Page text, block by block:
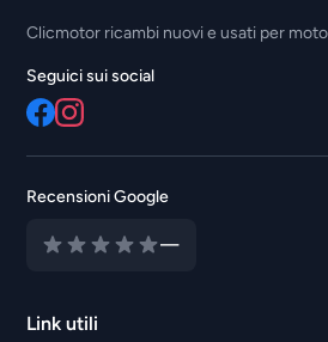
Clicmotor ricambi nuovi e usati per
Seguici sui social
Recensioni Google
—
Link utili